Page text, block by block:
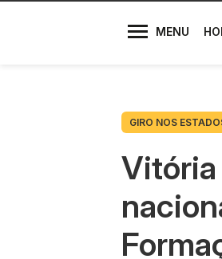
MENU
Diretores
GIRO NOS
Vitória